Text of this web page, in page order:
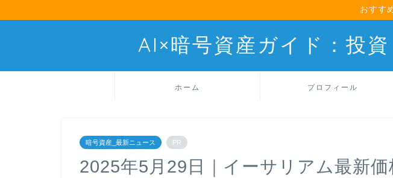
おすす
AI×暗号資産ガイド：投
ホーム プロフィール
暗号資産_最新ニュース PR
2025年5月29日｜イーサリアム最新価